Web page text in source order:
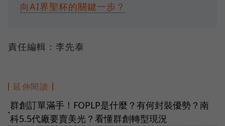
向AI界聖杯的關鍵一步？
責任編輯：李先泰
延伸閱讀
●
群創訂單滿手！FOPLP是什麼？有何封裝優勢？南
科5.5代廠要賣美光？看懂群創轉型現況